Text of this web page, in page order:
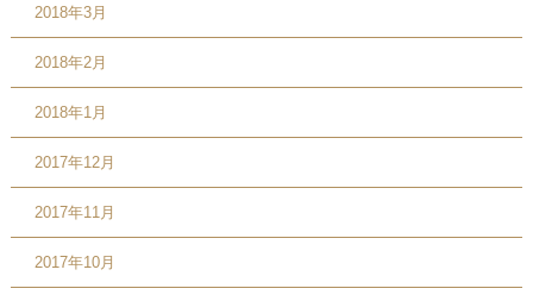
2018年3月
2018年2月
2018年1月
2017年12月
2017年11月
2017年10月